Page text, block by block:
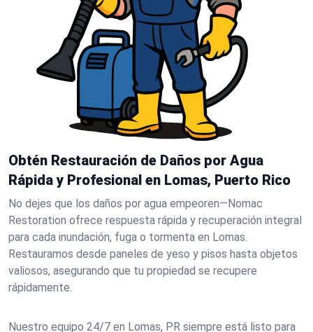
Obtén Restauración de Daños por Agua
Rápida y Profesional en Lomas, Puerto Rico
No dejes que los daños por agua empeoren—Nomac
Restoration ofrece respuesta rápida y recuperación integral
para cada inundación, fuga o tormenta en Lomas.
Restauramos desde paneles de yeso y pisos hasta objetos
valiosos, asegurando que tu propiedad se recupere
rápidamente.
Nuestro equipo 24/7 en Lomas, PR siempre está listo para